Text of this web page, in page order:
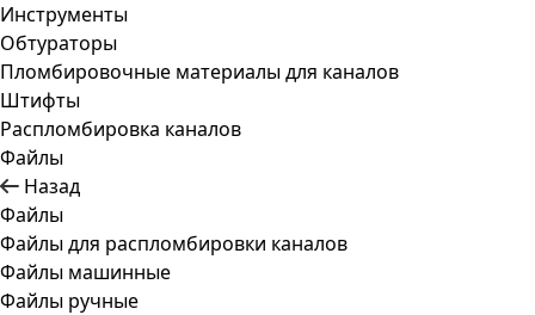
Инструменты
Обтураторы
Пломбировочные материалы для каналов
Штифты
Распломбировка каналов
Файлы
Назад
Файлы
Файлы для распломбировки каналов
Файлы машинные
Файлы ручные